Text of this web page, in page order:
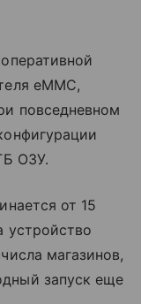
eMMC,
повседневном
ОЗУ.
от 15
устройство
магазинов,
запуск еще